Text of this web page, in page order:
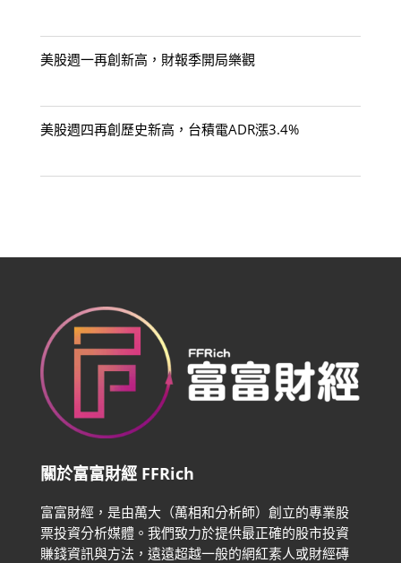
美股週一再創新高，財報季開局樂觀
美股週四再創歷史新高，台積電ADR漲3.4%
關於富富財經 FFRich
富富財經，是由萬大（萬相和分析師）創立的專業股
票投資分析媒體。我們致力於提供最正確的股市投資
賺錢資訊與方法，遠遠超越一般的網紅素人或財經磚